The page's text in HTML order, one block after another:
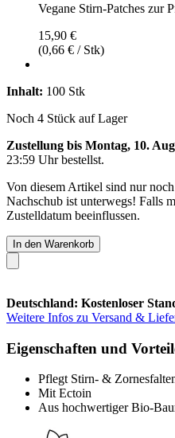
Vegane Stirn-Patches zur
15,90 €
(0,66 € / Stk)
Inhalt: 100 Stk
Noch 4 Stück auf Lager
Zustellung bis Montag, 10.
23:59 Uhrbestellst.
Von diesem Artikel sind nur
Nachschub ist unterwegs! Falls
Zustelldatum beeinflussen.
In den Warenkorb
Deutschland: Kostenloser
Weitere Infos zu Versand &
Eigenschaften und
Pflegt Stirn- &
Mit Ectoin
Aus hochwertiger Bio-